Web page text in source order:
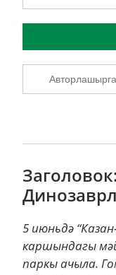
Авторлашырга
5 июньдә
каршындагы
паркы ачыла.